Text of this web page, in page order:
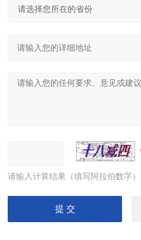
请输入计算结果（填写阿拉伯数字